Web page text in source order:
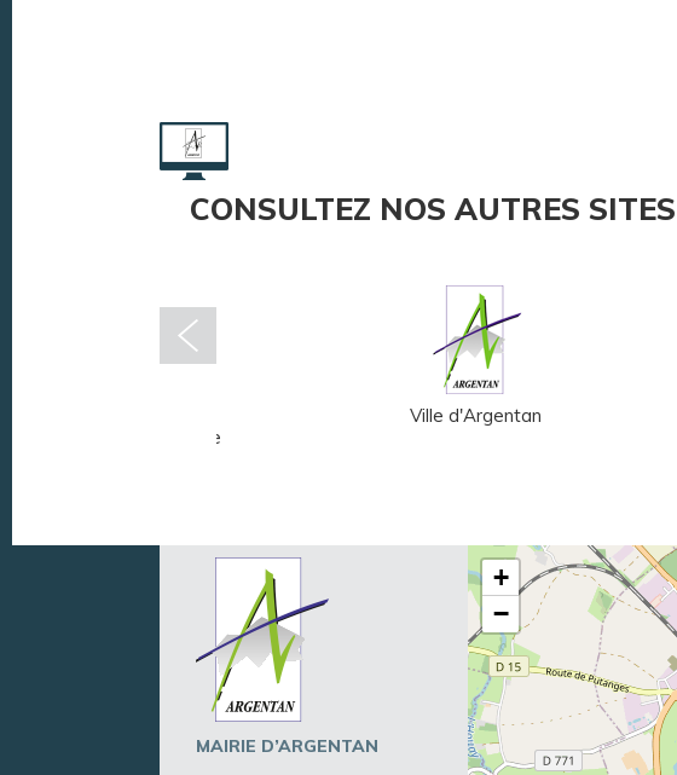
CONSULTEZ NOS AUTRES SITES
Léger - André Mare
Ville d'Argentan
MAIRIE D’ARGENTAN
+
−